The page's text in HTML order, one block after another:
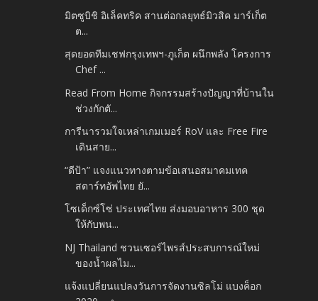
มิตซูบิชิ อิเล็คทริค สานต่อกลยุทธ์มิวสิค มาร์เก็ต
ต...
สุดยอดทีมเชฟกรุงเทพฯ-ภูเก็ต ผนึกพลัง โครงการ
Chef ...
Read From Home กิจกรรมสร้างปัญญาที่บ้านใน
ช่วงกักตั...
การีนารวมใจเหล่าเกมเมอร์ RoV และ Free Fire
เดินสาย...
“ดีป้า” แจงแนวทางตามข้อเสนอสมาคมเทค
สตาร์ทอัพไทย ยั...
โซเด็กซ์โซ่ ประเทศไทย ส่งมอบอาหาร 300 ชุด
ให้กับพน...
NJ Thailand ชวนเซอร์ไพรส์ประสบการณ์ใหม่
ของน้ำผลไม...
แจ้งแปลี่ยนแปลงวันการจัดงานซิลโม่ แบงค็อก